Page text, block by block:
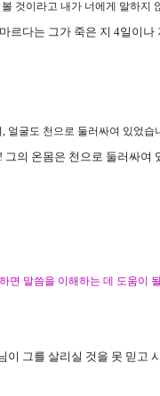
것이라고 내가 너에게 말하지
르다는 그가 죽은 지 4일이나
, 얼굴도 천으로 둘러싸여 있었습
! 그의 온몸은 천으로 둘러싸여
면 말씀을 이해하는 데 도움이
이 그를 살리실 것을 못 믿고